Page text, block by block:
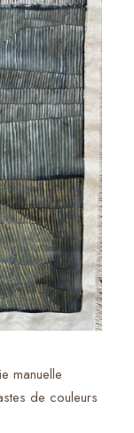
manuelle
de couleurs